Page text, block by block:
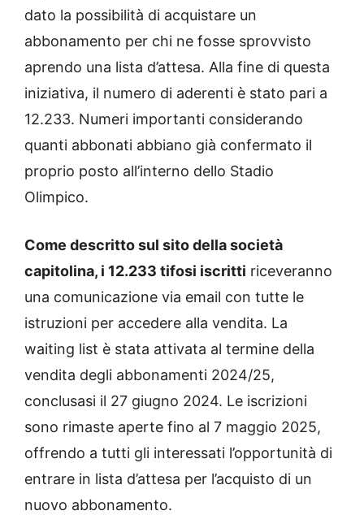
dato la possibilità di acquistare un
abbonamento per chi ne fosse sprovvisto
aprendo una lista d’attesa. Alla fine di questa
iniziativa, il numero di aderenti è stato pari a
12.233. Numeri importanti considerando
quanti abbonati abbiano già confermato il
proprio posto all’interno dello Stadio
Olimpico.
Come descritto sul sito della società
capitolina, i 12.233 tifosi iscritti riceveranno
una comunicazione via email con tutte le
istruzioni per accedere alla vendita. La
waiting list è stata attivata al termine della
vendita degli abbonamenti 2024/25,
conclusasi il 27 giugno 2024. Le iscrizioni
sono rimaste aperte fino al 7 maggio 2025,
offrendo a tutti gli interessati l’opportunità di
entrare in lista d’attesa per l’acquisto di un
nuovo abbonamento.